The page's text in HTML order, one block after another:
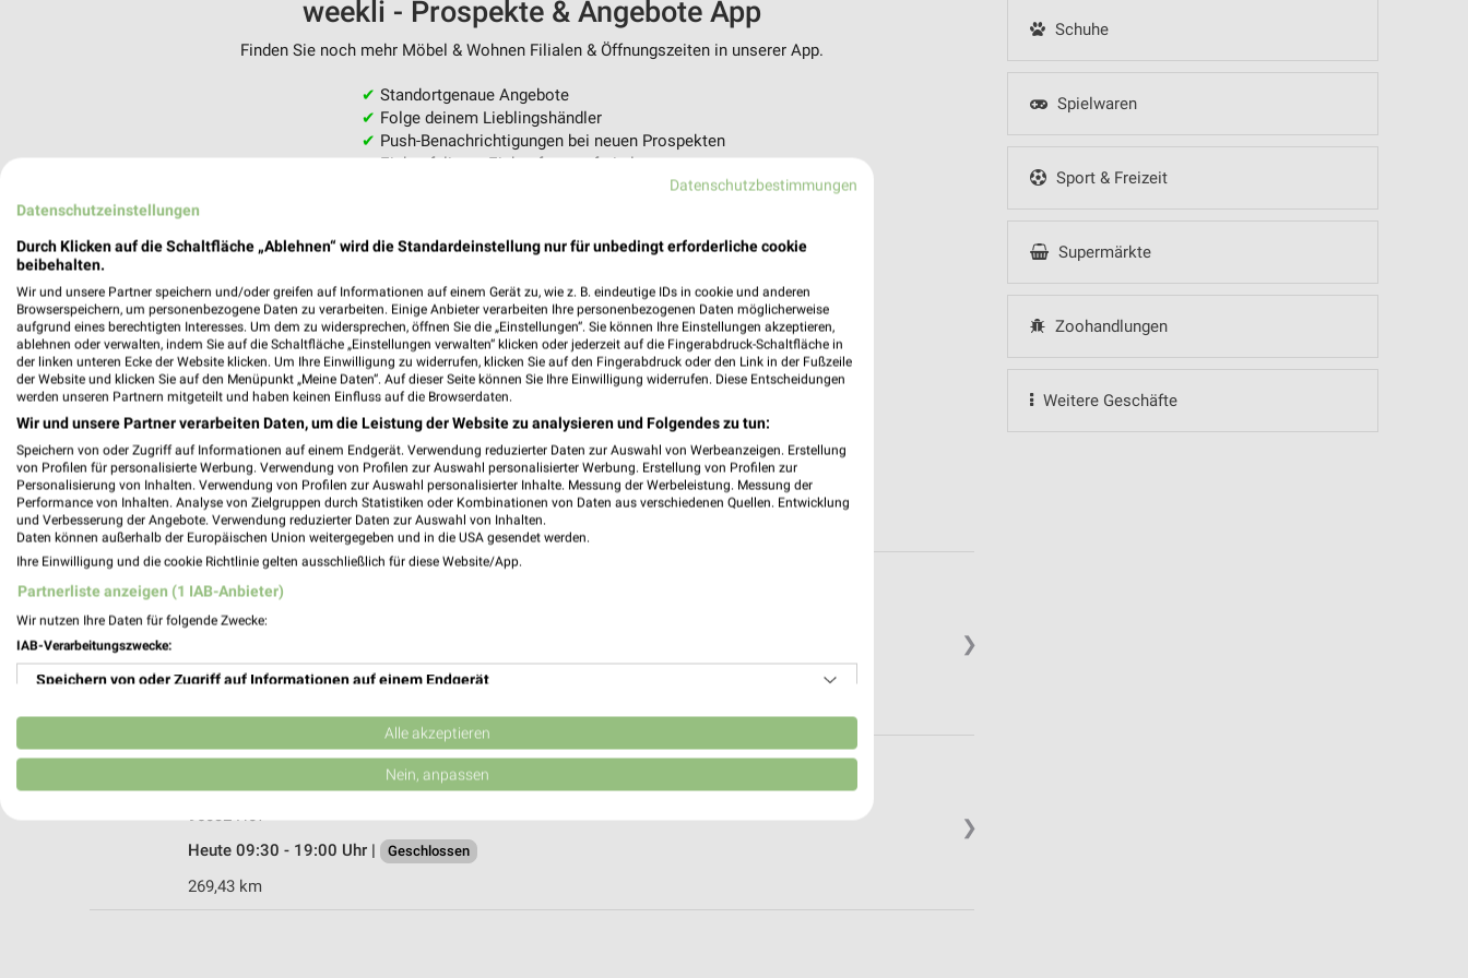
Schuhe
Spielwaren
Sport & Freizeit
Supermärkte
Zoohandlungen
Weitere Geschäfte
weekli - Prospekte & Angebote App
Finden Sie noch mehr Möbel & Wohnen Filialen & Öffnungszeiten in unserer App.
✔ Standortgenaue Angebote
✔ Folge deinem Lieblingshändler
✔ Push-Benachrichtigungen bei neuen Prospekten
✔Einkaufsliste - Einkauf stressfrei planen
❯
JYSK Münchberg
95213 Münchberg
Heute 09:30 - 16:00 Uhr | Geschlossen
❯
An den Mühlwiesen 2
95032 Hof
Heute 09:30 - 19:00 Uhr |
Geschlossen
269,43 km
Datenschutzbestimmungen
Datenschutzeinstellungen
Durch Klicken auf die Schaltfläche „Ablehnen“ wird die Standardeinstellung nur für unbedingt erforderliche cookie
beibehalten.
Wir und unsere Partner speichern und/oder greifen auf Informationen auf einem Gerät zu, wie z. B. eindeutige IDs in cookie und anderen
Browserspeichern, um personenbezogene Daten zu verarbeiten. Einige Anbieter verarbeiten Ihre personenbezogenen Daten möglicherweise
aufgrund eines berechtigten Interesses. Um dem zu widersprechen, öffnen Sie die „Einstellungen“. Sie können Ihre Einstellungen akzeptieren,
ablehnen oder verwalten, indem Sie auf die Schaltfläche „Einstellungen verwalten“ klicken oder jederzeit auf die Fingerabdruck-Schaltfläche in
der linken unteren Ecke der Website klicken. Um Ihre Einwilligung zu widerrufen, klicken Sie auf den Fingerabdruck oder den Link in der Fußzeile
der Website und klicken Sie auf den Menüpunkt „Meine Daten“. Auf dieser Seite können Sie Ihre Einwilligung widerrufen. Diese Entscheidungen
werden unseren Partnern mitgeteilt und haben keinen Einfluss auf die Browserdaten.
Wir und unsere Partner verarbeiten Daten, um die Leistung der Website zu analysieren und Folgendes zu tun:
Speichern von oder Zugriff auf Informationen auf einem Endgerät. Verwendung reduzierter Daten zur Auswahl von Werbeanzeigen. Erstellung
von Profilen für personalisierte Werbung. Verwendung von Profilen zur Auswahl personalisierter Werbung. Erstellung von Profilen zur
Personalisierung von Inhalten. Verwendung von Profilen zur Auswahl personalisierter Inhalte. Messung der Werbeleistung. Messung der
Performance von Inhalten. Analyse von Zielgruppen durch Statistiken oder Kombinationen von Daten aus verschiedenen Quellen. Entwicklung
und Verbesserung der Angebote. Verwendung reduzierter Daten zur Auswahl von Inhalten.
Daten können außerhalb der Europäischen Union weitergegeben und in die USA gesendet werden.
Ihre Einwilligung und die cookie Richtlinie gelten ausschließlich für diese Website/App.
Partnerliste anzeigen (1 IAB-Anbieter)
Wir nutzen Ihre Daten für folgende Zwecke:
IAB-Verarbeitungszwecke:
Speichern von oder Zugriff auf Informationen auf einem Endgerät
Verwendung reduzierter Daten zur Auswahl von Werbeanzeigen
Erstellung von Profilen für personalisierte Werbung
Erstellung von Profilen zur Personalisierung von Inhalten
Alle akzeptieren
Nein, anpassen